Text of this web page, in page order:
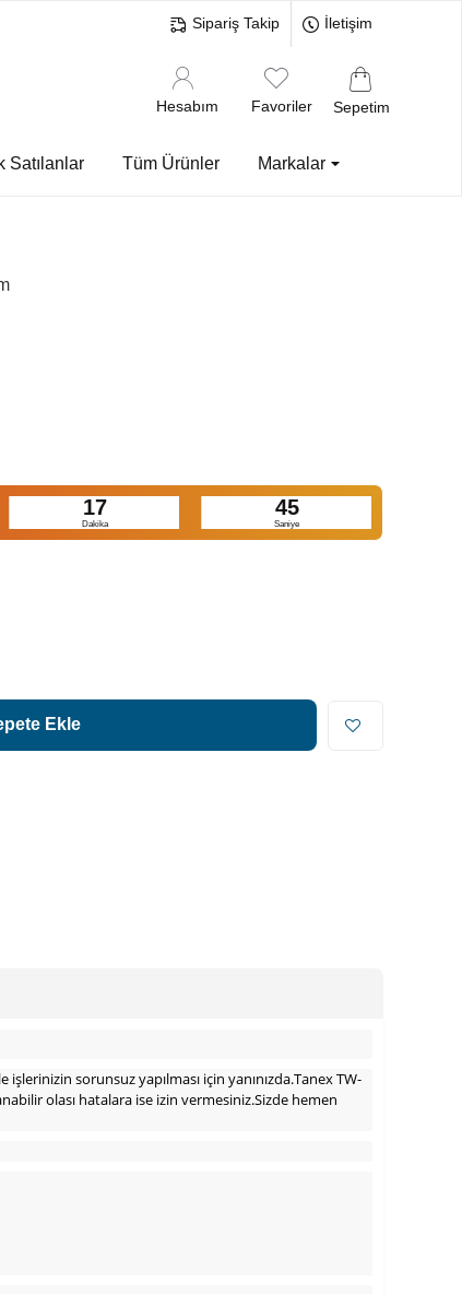
Sipariş Takip İletişim
Hesabım Favoriler Sepetim
Satılanlar Tüm Ürünler Markalar
17
Dakika
44
Saniye
Ekle
sorunsuz yapılması için yanınızda.Tanex TW-
olası hatalara ise izin vermesiniz.Sizde hemen